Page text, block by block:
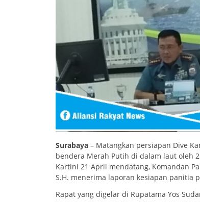
Surabaya – Matangkan persiapan Dive
bendera Merah Putih di dalam laut oleh
Kartini 21 April mendatang, Komandan
S.H. menerima laporan kesiapan panitia
Rapat yang digelar di Rupatama Yos